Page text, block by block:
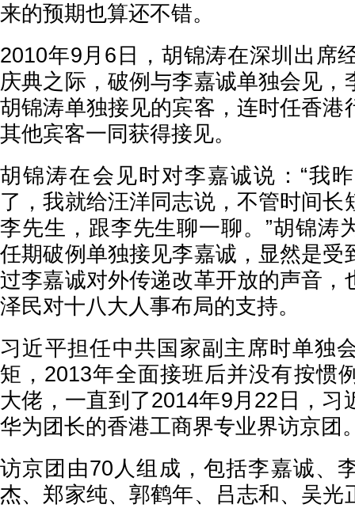
来的预期也算还不错。
2010年9月6日，胡锦涛在深圳出席
庆典之际，破例与李嘉诚单独会见，
胡锦涛单独接见的宾客，连时任香港
其他宾客一同获得接见。
胡锦涛在会见时对李嘉诚说：“我
了，我就给汪洋同志说，不管时间长
李先生，跟李先生聊一聊。”胡锦涛
任期破例单独接见李嘉诚，显然是受
过李嘉诚对外传递改革开放的声音，
泽民对十八大人事布局的支持。
习近平担任中共国家副主席时单独
矩，2013年全面接班后并没有按惯
大佬，一直到了2014年9月22日，习
华为团长的香港工商界专业界访京团
访京团由70人组成，包括李嘉诚、
杰、郑家纯、郭鹤年、吕志和、吴光